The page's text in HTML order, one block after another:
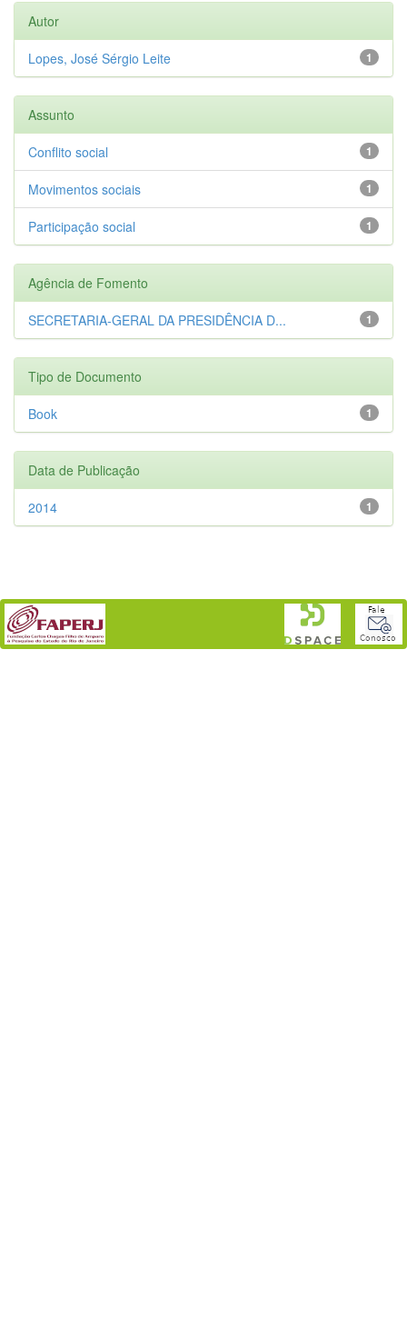
Autor
1
Lopes, José Sérgio Leite
Assunto
1
Conflito social
1
Movimentos sociais
1
Participação social
Agência de Fomento
1
SECRETARIA-GERAL DA PRESIDÊNCIA D...
Tipo de Documento
1
Book
Data de Publicação
1
2014